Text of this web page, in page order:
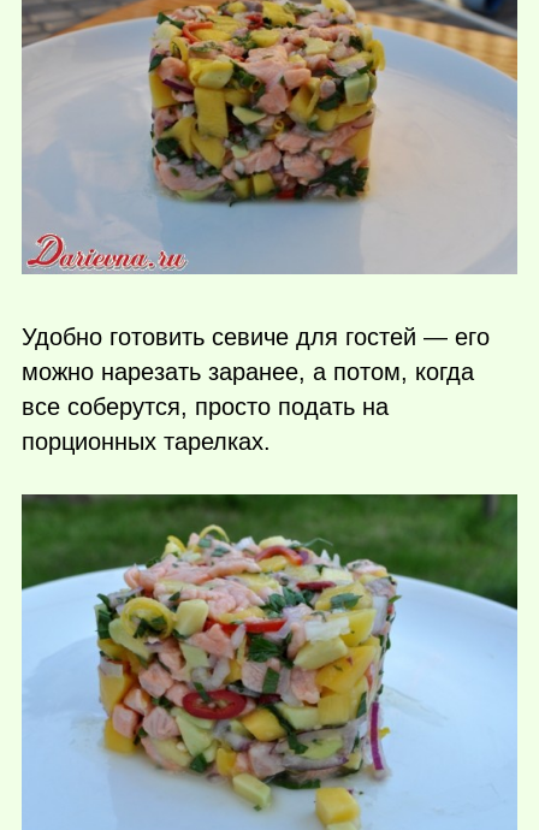
Удобно готовить севиче для гостей — его
можно нарезать заранее, а потом, когда
все соберутся, просто подать на
порционных тарелках.